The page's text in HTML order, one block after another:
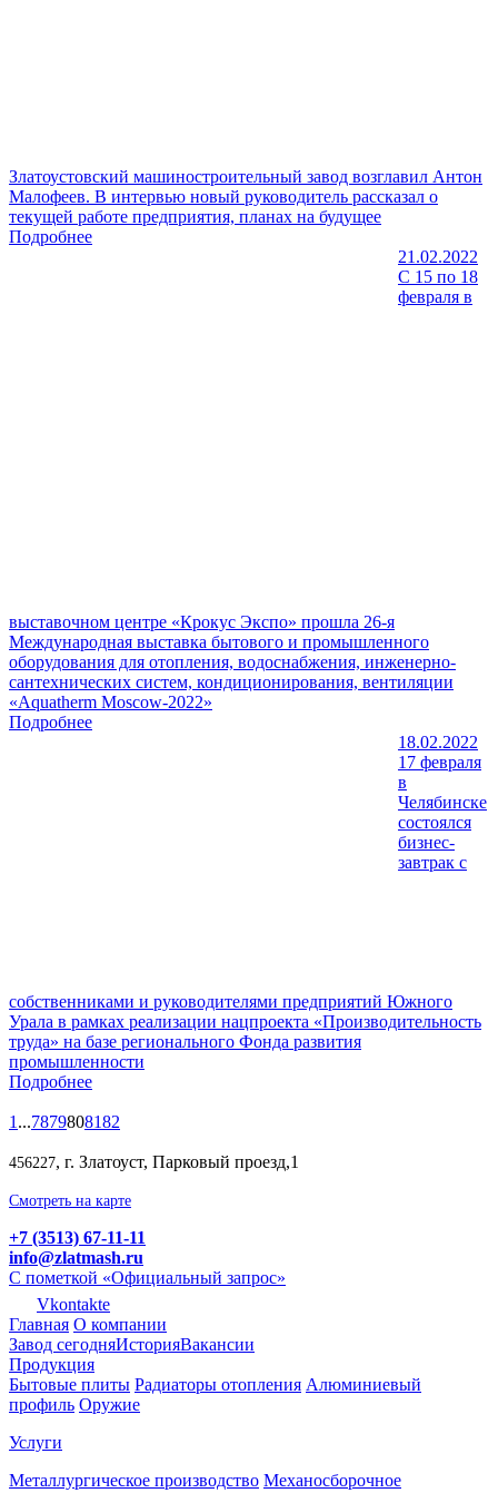
Златоустовский машиностроительный завод возглавил Антон
Малофеев. В интервью новый руководитель рассказал о
текущей работе предприятия, планах на будущее
Подробнее
21.02.2022
С 15 по 18
февраля в
выставочном центре «Крокус Экспо» прошла 26-я
Международная выставка бытового и промышленного
оборудования для отопления, водоснабжения, инженерно-
сантехнических систем, кондиционирования, вентиляции
«Aquatherm Moscow-2022»
Подробнее
18.02.2022
17 февраля
в
Челябинске
состоялся
бизнес-
завтрак с
собственниками и руководителями предприятий Южного
Урала в рамках реализации нацпроекта «Производительность
труда» на базе регионального Фонда развития
промышленности
Подробнее
1 ...7879808182
456227, г. Златоуст, Парковый проезд,1
Смотреть на карте
+7 (3513) 67-11-11
info@zlatmash.ru
С пометкой «Официальный запрос»
Vkontakte
Главная О компании
Завод сегодняИсторияВакансии
Продукция
Бытовые плиты Радиаторы отопления Алюминиевый
профиль Оружие
Услуги
Металлургическое производство Механосборочное